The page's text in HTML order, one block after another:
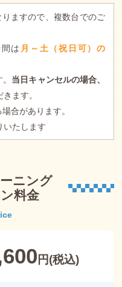
ますので、複数台でのご
は 月～土（祝日可）の
当日キャンセルの場合、
ます。
合があります。
いたします
ニング
料金
円(税込)